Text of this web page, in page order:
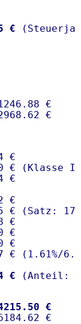
€
€
€
€ (Klasse I)
€
€
€ (Satz:
€
€
€
€ ( 1.61%/
€
€